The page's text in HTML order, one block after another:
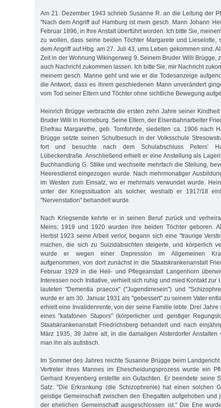
Am 21. Dezember 1943 schrieb Susanne R. an die Leitung der
"Nach dem Angriff auf Hamburg ist mein gesch. Mann Johann
Februar 1896, in Ihre Anstalt überführt worden. Ich bitte Sie,
zu wollen, dass seine beiden Töchter Margarete und Lieselotte,
dem Angriff auf Hbg. am 27. Juli 43, ums Leben gekommen sind.
Zeit in der Wohnung Wikingerweg 9. Seinem Bruder Willi Brügge,
auch Nachricht zukommen lassen. Ich bitte Sie, mir Nachricht
meinem gesch. Manne geht und wie er die Todesanzeige
die Antwort, dass es ihrem geschiedenen Mann unverändert
vom Tod seiner Eltern und Töchter ohne sichtliche Bewegung
Heinrich Brügge verbrachte die ersten zehn Jahre seiner
Bruder Willi in Horneburg. Seine Eltern, der Eisenbahnarbeiter
Ehefrau Margarethe, geb. Tomfohrde, siedelten ca. 1906 nach
Brügge setzte seinen Schulbesuch in der Volksschule
fort und besuchte nach dem Schulabschluss Peters’
Lübeckerstraße. Anschließend er­hielt er eine Anstellung als
Buchhandlung G. Stilke und wech­selte mehrfach die Stellung,
Heeresdienst eingezogen wurde. Nach mehrmonatiger
im Westen zum Einsatz, wo er mehrmals verwundet wurde.
unter der Kriegssituation als solcher, weshalb er 1917/18
"Nervenstation" behandelt wurde.
Nach Kriegsende kehrte er in seinen Beruf zurück und
Meins; 1919 und 1920 wurden ihre beiden Töchter geboren.
Herbst 1923 seine Arbeit verlor, begann sich eine "traurige
machen, die sich zu Suizidabsichten steigerte, und körperlich
wurde er wegen einer Depression im Allgemeinen
aufgenommen, von dort zunächst in die Staatskrankenanstalt
Februar 1929 in die Heil- und Pflegeanstalt Langenhorn
Interessen noch Initiative, verhielt sich ruhig und mied Kontakt zur
lauteten "Dementia praecox" ("Jugendirresein") und
wurde er am 30. Januar 1931 als "gebessert" zu seinem Vater
erhielt eine Invalidenrente, von der seine Familie lebte. Drei Jahre
eines "katatonen Stupors" (körperlicher und geistiger
Staatskrankenanstalt Friedrichsberg behandelt und nach
März 1935, 39 Jahre alt, in die damaligen Alsterdorfer Anstalten
man ihn als autistisch.
Im Sommer des Jahres reichte Susanne Brügge beim
Vertreter ihres Mannes im Ehescheidungsprozess wurde ein
Gerhard Kreyenberg erstellte ein Gutachten. Er beendete seine
Satz: "Die Erkrankung (die Schizophrenie) hat einen solchen
geistige Gemeinschaft zwischen den Ehegatten aufgehoben und
der ehelichen Gemeinschaft ausgeschlossen ist." Die Ehe